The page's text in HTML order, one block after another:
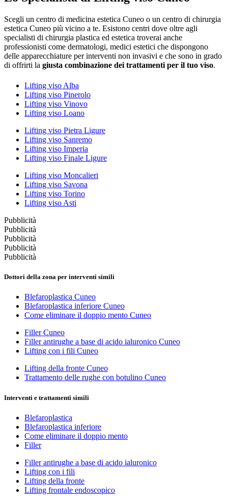
Scegli un centro di medicina estetica Cuneo o un centro di chirurgia
estetica Cuneo più vicino a te. Esistono centri dove oltre agli
specialisti di chirurgia plastica ed estetica troverai anche
professionisti come dermatologi, medici estetici che dispongono
delle apparecchiature per interventi non invasivi e che sono in grado
di offrirti la giusta combinazione dei trattamenti per il tuo viso.
Lifting viso Alba
Lifting viso Pinerolo
Lifting viso Vinovo
Lifting viso Loano
Lifting viso Pietra Ligure
Lifting viso Sanremo
Lifting viso Imperia
Lifting viso Finale Ligure
Lifting viso Moncalieri
Lifting viso Savona
Lifting viso Torino
Lifting viso Asti
Pubblicità
Pubblicità
Pubblicità
Pubblicità
Pubblicità
Dottori della zona per interventi simili
Blefaroplastica Cuneo
Blefaroplastica inferiore Cuneo
Come eliminare il doppio mento Cuneo
Filler Cuneo
Filler antirughe a base di acido ialuronico Cuneo
Lifting con i fili Cuneo
Lifting della fronte Cuneo
Trattamento delle rughe con botulino Cuneo
Interventi e trattamenti simili
Blefaroplastica
Blefaroplastica inferiore
Come eliminare il doppio mento
Filler
Filler antirughe a base di acido ialuronico
Lifting con i fili
Lifting della fronte
Lifting frontale endoscopico